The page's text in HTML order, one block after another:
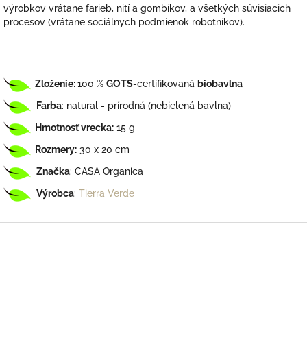
výrobkov vrátane farieb, nití a gombíkov, a všetkých súvisiacich
procesov (vrátane sociálnych podmienok robotníkov).
Zloženie:100 % GOTS-certifikovaná biobavlna
Farba: natural - prírodná (nebielená bavlna)
Hmotnosť vrecka: 15 g
Rozmery: 30 x 20 cm
Značka: CASA Organica
Výrobca: Tierra Verde